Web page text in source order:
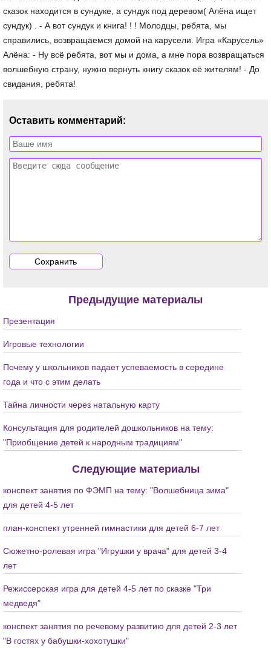
сказок находится в сундуке, а сундук под деревом( Алёна ищет
сундук) . - А вот сундук и книга! ! ! Молодцы, ребята, мы
справились, возвращаемся домой на карусели. Игра «Карусель»
Алёна: - Ну всё ребята, вот мы и дома, а мне пора возвращаться
волшебную страну, нужно вернуть книгу сказок её жителям! - До
свидания, ребята!
Оставить комментарий:
Предыдущие материалы
Презентация
Игровые технологии
Почему у школьников падает успеваемость в середине
года и что с этим делать
Тайна личности через натальную карту
Консультация для родителей дошкольников на тему:
"Приобщение детей к народным традициям"
Следующие материалы
конспект занятия по ФЭМП на тему: "Волшебница зима"
для детей 4-5 лет
план-конспект утренней гимнастики для детей 6-7 лет
Сюжетно-ролевая игра "Игрушки у врача" для детей 3-4
лет
Режиссерская игра для детей 4-5 лет по сказке "Три
медведя"
конспект занятия по речевому развитию для детей 2-3 лет
"В гостях у бабушки-хохотушки"